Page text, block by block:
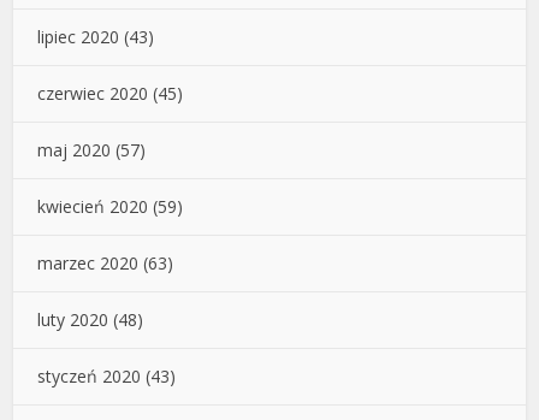
lipiec 2020 (43)
czerwiec 2020 (45)
maj 2020 (57)
kwiecień 2020 (59)
marzec 2020 (63)
luty 2020 (48)
styczeń 2020 (43)